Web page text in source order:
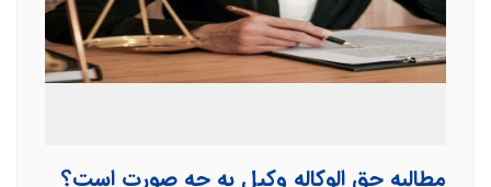
مطالبه حق الوکاله وکیل به چه صورت است؟